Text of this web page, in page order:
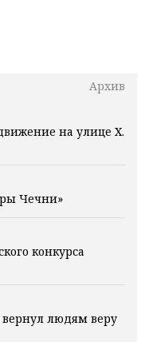
Архив
на улице Х.
Чечни»
конкурса
людям веру